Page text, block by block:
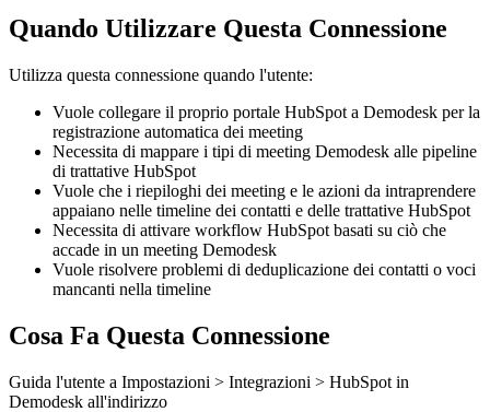
Quando Utilizzare Questa Connessione
Utilizza questa connessione quando l'utente:
Vuole collegare il proprio portale HubSpot a Demodesk per la
registrazione automatica dei meeting
Necessita di mappare i tipi di meeting Demodesk alle pipeline
di trattative HubSpot
Vuole che i riepiloghi dei meeting e le azioni da intraprendere
appaiano nelle timeline dei contatti e delle trattative HubSpot
Necessita di attivare workflow HubSpot basati su ciò che
accade in un meeting Demodesk
Vuole risolvere problemi di deduplicazione dei contatti o voci
mancanti nella timeline
Cosa Fa Questa Connessione
Guida l'utente a Impostazioni > Integrazioni > HubSpot in
Demodesk all'indirizzo